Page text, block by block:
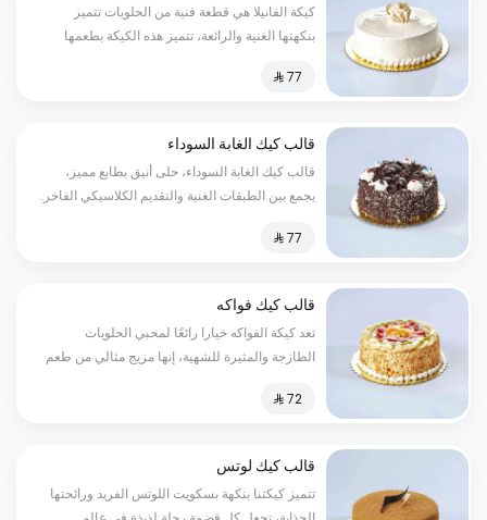
كيكة الفانيلا هي قطعة فنية من الحلويات تتميز
بنكهتها الغنية والرائعة، تتميز هذه الكيكة بطعمها
قالب كيك الغابة السوداء
قالب كيك الغابة السوداء، حلى أنيق بطابع مميز،
يجمع بين الطبقات الغنية والتقديم الكلاسيكي الفاخر.
قالب كيك فواكه
تعد كيكة الفواكه خيارا رائعًا لمحبي الحلويات
الطازجة والمثيرة للشهية، إنها مزيج مثالي من طعم
⁨⁦‪‬ 72⁩
قالب كيك لوتس
تتميز كيكتنا بنكهة بسكويت اللوتس الفريد ورائحتها